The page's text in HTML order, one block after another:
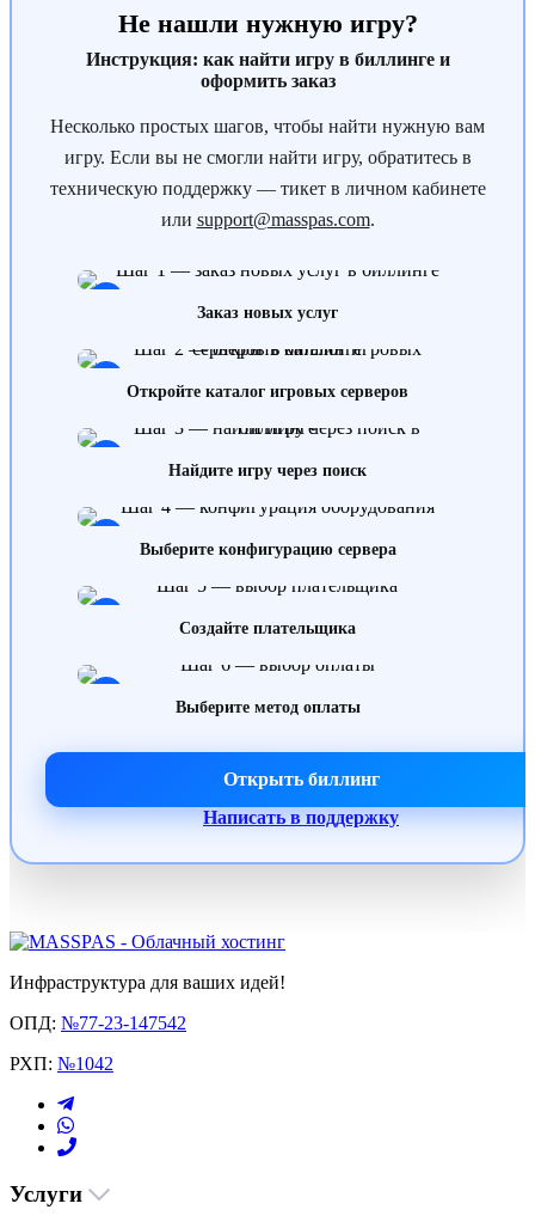
Не нашли нужную игру?
Инструкция: как найти игру в биллинге и
оформить заказ
Несколько простых шагов, чтобы найти нужную вам
игру. Если вы не смогли найти игру, обратитесь в
техническую поддержку — тикет в личном кабинете
или support@masspas.com.
Заказ новых услуг
Откройте каталог игровых серверов
Найдите игру через поиск
Выберите конфигурацию сервера
Создайте плательщика
Выберите метод оплаты
Открыть биллинг
Написать в поддержку
Инфраструктура для ваших идей!
ОПД: №77-23-147542
РХП: №1042
Услуги